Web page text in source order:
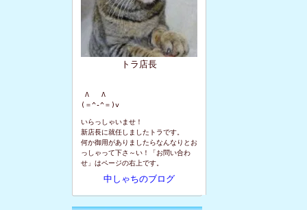
トラ店長
Λ   Λ
(＝^-^＝)v
いらっしゃいませ！
新店長に就任しましたトラです。
何か御用がありましたらなんなりとお
っしゃって下さ～い！「お問い合わ
せ」はページの右上です。
中しゃちのブログ